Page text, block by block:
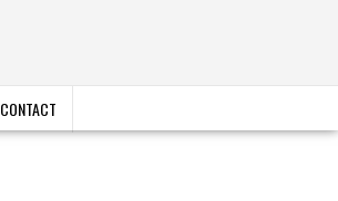
CONTACT